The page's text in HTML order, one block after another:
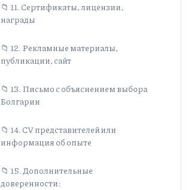
📁 11. Сертификаты, лицензии,
награды
📁 12. Рекламные материалы,
публикации, сайт
📁 13. Письмо с объяснением выбора
Болгарии
📁 14. CV представителей или
информация об опыте
📁 15. Дополнительные
доверенности: